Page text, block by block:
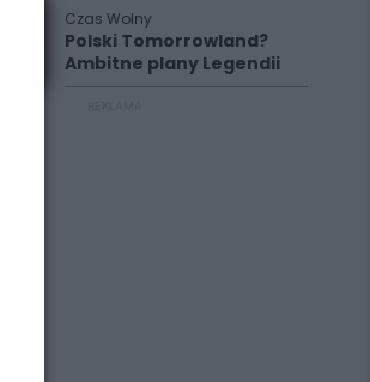
Czas Wolny
Polski Tomorrowland?
Ambitne plany Legendii